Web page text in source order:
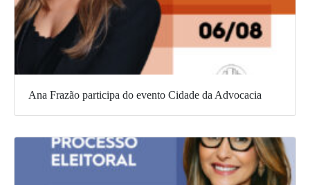
Ana Frazão participa do evento Cidade da Advocacia